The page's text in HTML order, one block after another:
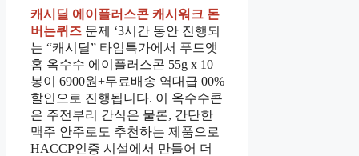
캐시딜 에이플러스콘 캐시워크 돈
버는퀴즈 문제 ‘3시간 동안 진행되
는 “캐시딜” 타임특가에서 푸드앳
홈 옥수수 에이플러스콘 55g x 10
봉이 6900원+무료배송 역대급 00%
할인으로 진행됩니다. 이 옥수수콘
은 주전부리 간식은 물론, 간단한
맥주 안주로도 추천하는 제품으로
HACCP인증 시설에서 만들어 더